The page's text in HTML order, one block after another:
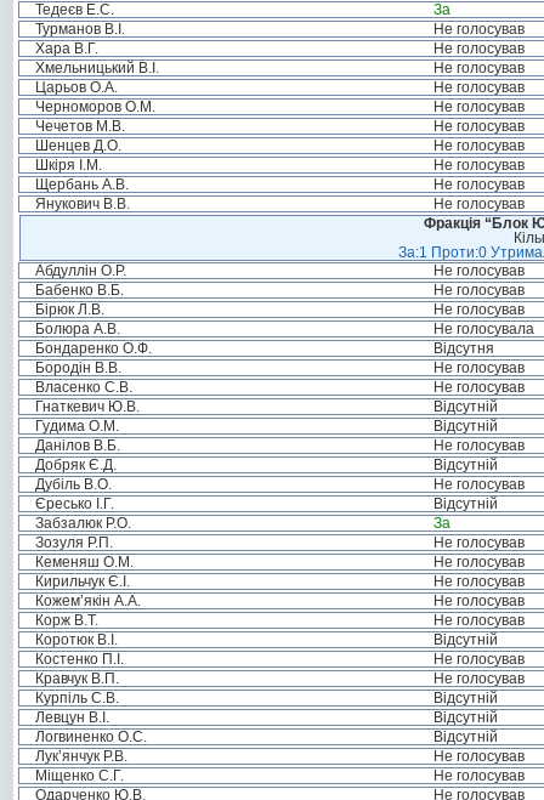
Тедеєв Е.С.
За
Турманов В.І.
Не голосував
Хара В.Г.
Не голосував
Хмельницький В.І.
Не голосував
Царьов О.А.
Не голосував
Черноморов О.М.
Не голосував
Чечетов М.В.
Не голосував
Шенцев Д.О.
Не голосував
Шкіря І.М.
Не голосував
Щербань А.В.
Не голосував
Янукович В.В.
Не голосував
Фракція “Блок
За:1 Проти:0
Абдуллін О.Р.
Не голосував
Бабенко В.Б.
Не голосував
Бірюк Л.В.
Не голосував
Болюра А.В.
Не голосувала
Бондаренко О.Ф.
Відсутня
Бородін В.В.
Не голосував
Власенко С.В.
Не голосував
Гнаткевич Ю.В.
Відсутній
Гудима О.М.
Відсутній
Данілов В.Б.
Не голосував
Добряк Є.Д.
Відсутній
Дубіль В.О.
Не голосував
Єресько І.Г.
Відсутній
Забзалюк Р.О.
За
Зозуля Р.П.
Не голосував
Кеменяш О.М.
Не голосував
Кирильчук Є.І.
Не голосував
Кожем’якін А.А.
Не голосував
Корж В.Т.
Не голосував
Коротюк В.І.
Відсутній
Костенко П.І.
Не голосував
Кравчук В.П.
Не голосував
Курпіль С.В.
Відсутній
Левцун В.І.
Відсутній
Логвиненко О.С.
Відсутній
Лук’янчук Р.В.
Не голосував
Міщенко С.Г.
Не голосував
Одарченко Ю.В.
Не голосував